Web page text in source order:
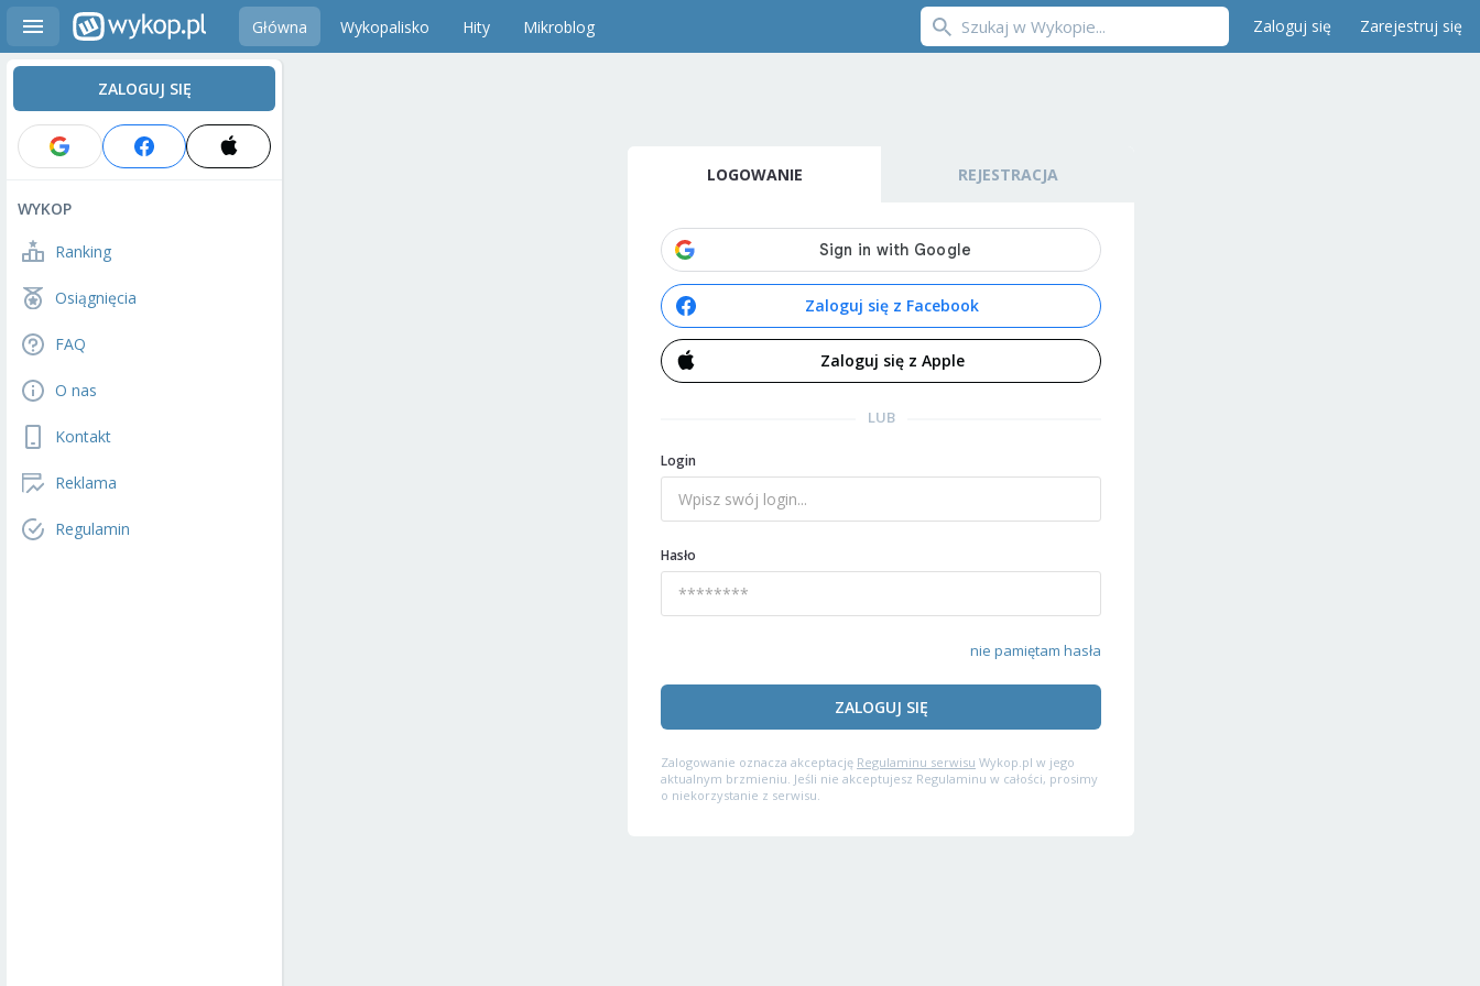
Główna Wykopalisko Hity Mikroblog Zaloguj się Zarejestruj się
ZALOGUJ SIĘ
WYKOP
Ranking
Osiągnięcia
FAQ
O nas
Kontakt
Reklama
Regulamin
LOGOWANIE REJESTRACJA
Zaloguj się z Facebook
Zaloguj się z Apple
LUB
Login
Hasło
nie pamiętam hasła
ZALOGUJ SIĘ
Zalogowanie oznacza akceptację Regulaminu serwisu Wykop.pl w jego
aktualnym brzmieniu. Jeśli nie akceptujesz Regulaminu w całości, prosimy
o niekorzystanie z serwisu.